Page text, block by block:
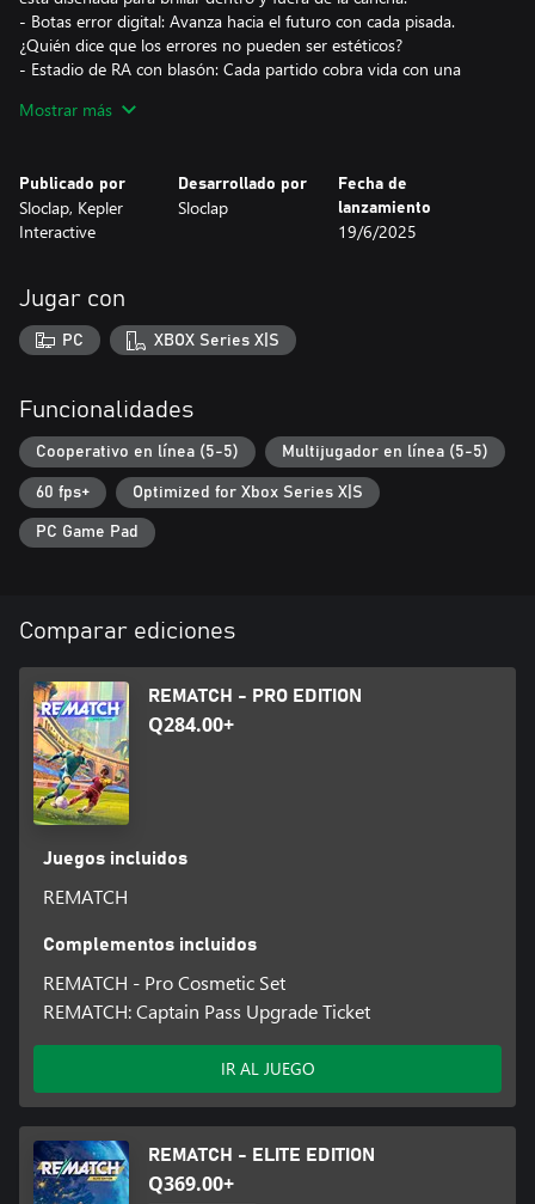
- Botas error digital: Avanza hacia el futuro con cada pisada.
¿Quién dice que los errores no pueden ser estéticos?
- Estadio de RA con blasón: Cada partido cobra vida con una
- Gorra con blasón: Más que una gorra, es una declaración de
Mostrar más
Publicado por
Sloclap, Kepler
Interactive
Desarrollado por
Sloclap
Fecha de
lanzamiento
19/6/2025
Jugar con
PC XBOX Series X|S
Funcionalidades
Cooperativo en línea (5-5) Multijugador en línea (5-5)
60 fps+ Optimized for Xbox Series X|S
PC Game Pad
Comparar ediciones
REMATCH - PRO EDITION
Q284.00+
Juegos incluidos
REMATCH
Complementos incluidos
REMATCH - Pro Cosmetic Set
REMATCH: Captain Pass Upgrade Ticket
IR AL JUEGO
REMATCH - ELITE EDITION
Q369.00+